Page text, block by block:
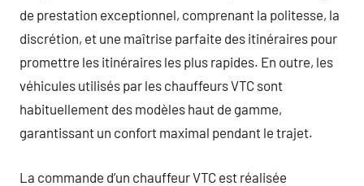
de prestation exceptionnel, comprenant la politesse, la
discrétion, et une maîtrise parfaite des itinéraires pour
promettre les itinéraires les plus rapides. En outre, les
véhicules utilisés par les chauffeurs VTC sont
habituellement des modèles haut de gamme,
garantissant un confort maximal pendant le trajet.
La commande d’un chauffeur VTC est réalisée